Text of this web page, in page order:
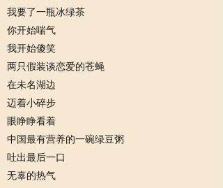
我要了一瓶冰绿茶
你开始喘气
我开始傻笑
两只假装谈恋爱的苍蝇
在未名湖边
迈着小碎步
眼睁睁看着
中国最有营养的一碗绿豆粥
吐出最后一口
无辜的热气